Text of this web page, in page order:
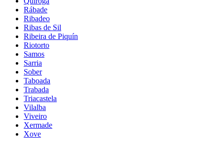
Rábade
Ribadeo
Ribas de Sil
Ribeira de Piquín
Riotorto
Samos
Sarria
Sober
Taboada
Trabada
Triacastela
Vilalba
Viveiro
Xermade
Xove